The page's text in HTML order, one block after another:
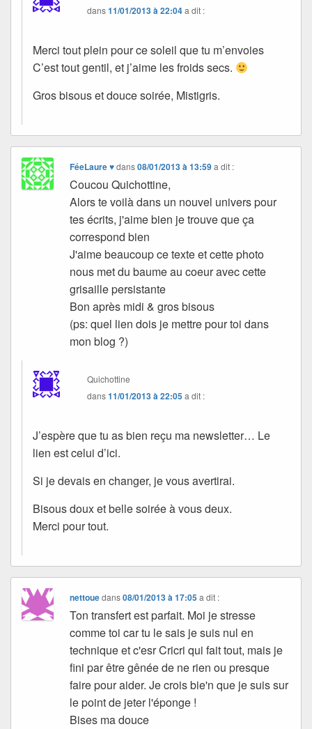
dans11/01/2013 à 22:04a dit :
Merci tout plein pour ce soleil que tu m’envoies
C’est tout gentil, et j’aime les froids secs.
Gros bisous et douce soirée, Mistigris.
FéeLaure ♥dans08/01/2013 à 13:59 a dit :
Coucou Quichottine,
Alors te voilà dans un nouvel univers pour
tes écrits, j'aime bien je trouve que ça
correspond bien
J'aime beaucoup ce texte et cette photo
nous met du baume au coeur avec cette
grisaille persistante
Bon après midi & gros bisous
(ps: quel lien dois je mettre pour toi dans
mon blog ?)
Quichottine
dans11/01/2013 à 22:05a dit :
J’espère que tu as bien reçu ma newsletter… Le
lien est celui d’ici.
Si je devais en changer, je vous avertirai.
Bisous doux et belle soirée à vous deux.
Merci pour tout.
nettouedans08/01/2013 à 17:05 a dit :
Ton transfert est parfait. Moi je stresse
comme toi car tu le sais je suis nul en
technique et c'esr Cricri qui fait tout, mais je
fini par être gênée de ne rien ou presque
faire pour aider. Je crois bie'n que je suis sur
le point de jeter l'éponge !
Bises ma douce